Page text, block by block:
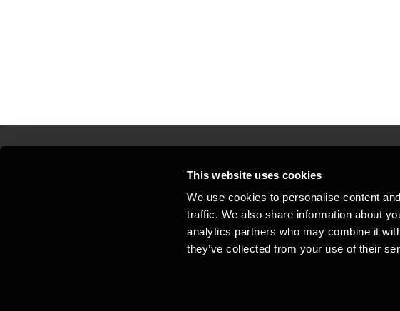
This website uses cookies
We use cookies to personalise content
traffic. We also share information about
analytics partners who may combine it
they’ve collected from your use of their
Kontorsteder
Juridisk og privatliv
Sitemap
Whistleblower